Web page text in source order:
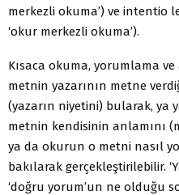
merkezli okuma’) ve intentio
‘okur merkezli okuma’).
Kısaca okuma, yorumlama
metnin yazarının metne
(yazarın niyetini) bularak, ya
metnin kendisinin anlamını
ya da okurun o metni nasıl
bakılarak gerçekleştirilebilir.
‘doğru yorum’un ne olduğu